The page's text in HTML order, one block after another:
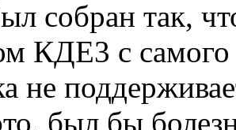
собран так,
КДЕ3 с
не
был бы